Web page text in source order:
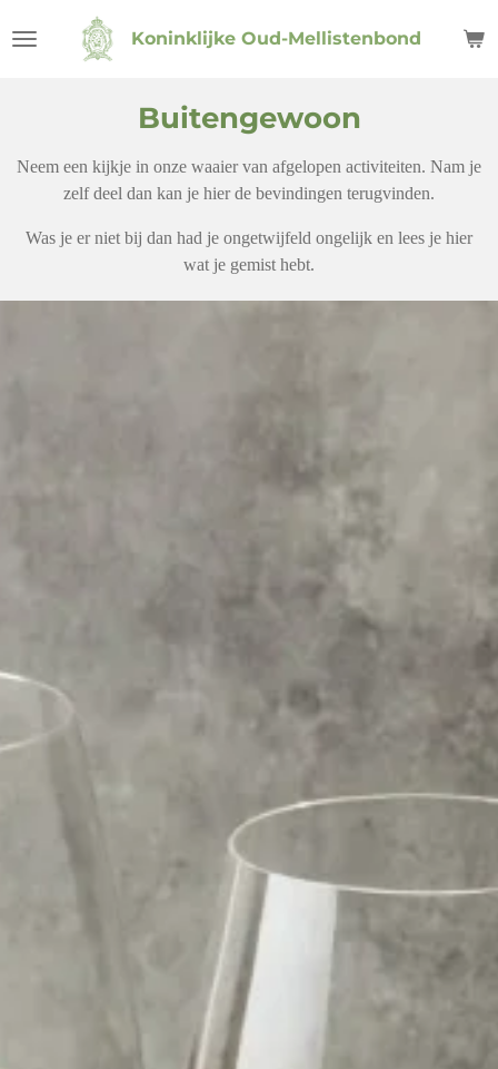
direct
Koninklijke Oud-Mellistenbond
Buitengewoon
Neem een kijkje in onze waaier van afgelopen activiteiten. Nam je
zelf deel dan kan je hier de bevindingen terugvinden.
Was je er niet bij dan had je ongetwijfeld ongelijk en lees je hier
wat je gemist hebt.